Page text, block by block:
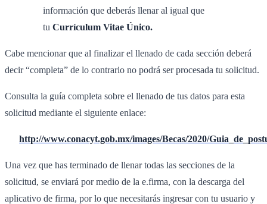
información que deberás llenar al igual que
tu Currículum Vitae Único.
Cabe mencionar que al finalizar el llenado de cada sección deberá
decir “completa” de lo contrario no podrá ser procesada tu solicitud.
Consulta la guía completa sobre el llenado de tus datos para esta
solicitud mediante el siguiente enlace:
http://www.conacyt.gob.mx/images/Becas/2020/
Una vez que has terminado de llenar todas las secciones de la
solicitud, se enviará por medio de la e.firma, con la descarga del
aplicativo de firma, por lo que necesitarás ingresar con tu usuario y